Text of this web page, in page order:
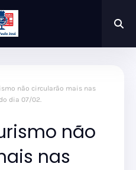
não circularão mais nas
dia 07/02.
não
nas